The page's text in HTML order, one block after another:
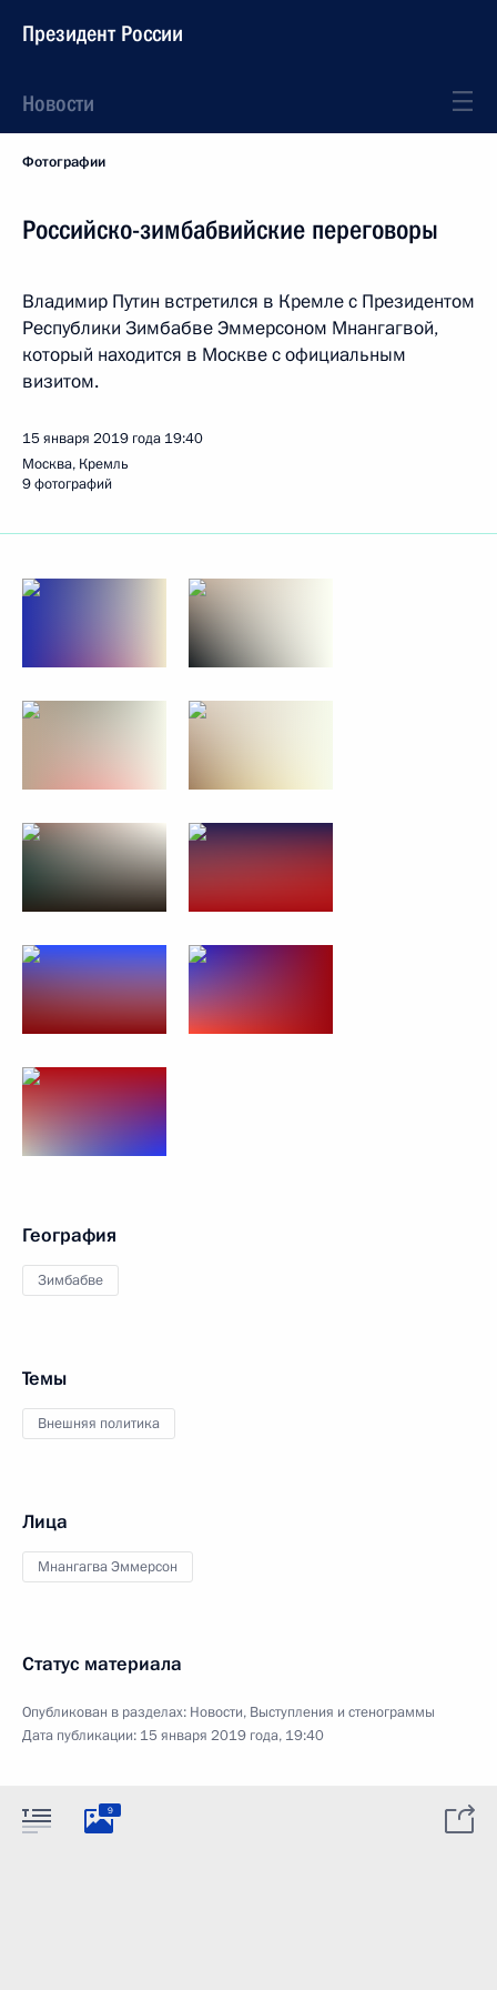
Президент России
Новости
Фотографии
Российско-зимбабвийские переговоры
Владимир Путин встретился в Кремле с Президентом
Республики Зимбабве Эммерсоном Мнангагвой,
который находится в Москве с официальным
визитом.
15 января 2019 года 19:40
Москва, Кремль
9 фотографий
География
Зимбабве
Темы
Внешняя политика
Лица
Мнангагва Эммерсон
Статус материала
Опубликован в разделах: Новости, Выступления и стенограммы
Дата публикации: 15 января 2019 года, 19:40
9